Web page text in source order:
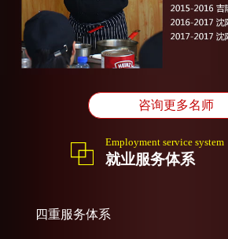
咨询更多名师
Employment service system
就业服务体系
四重服务体系